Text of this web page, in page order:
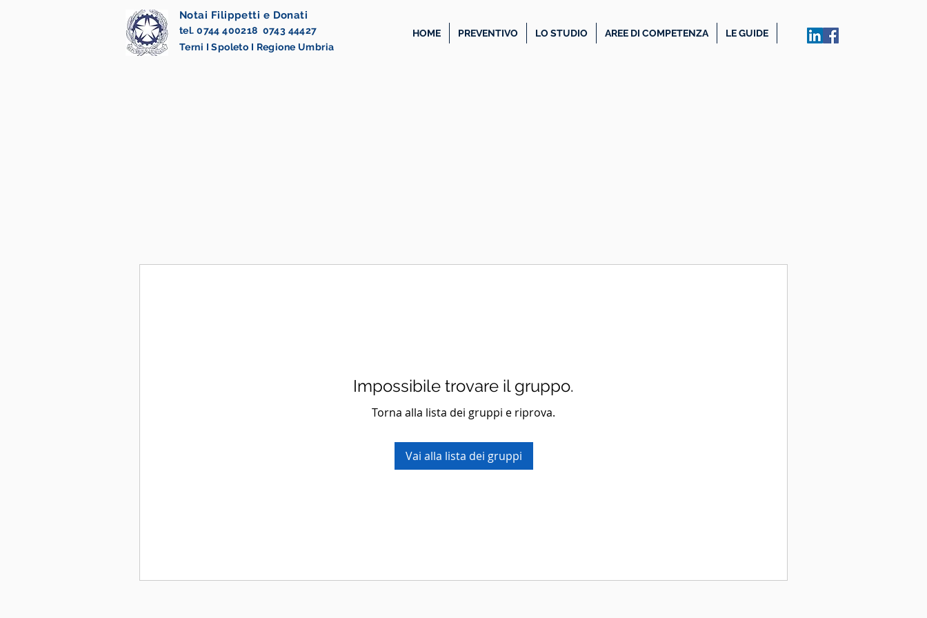
Notai Filippetti e Donati
HOME PREVENTIVO LO STUDIO AREE DI COMPETENZA LE GUIDE
tel. 0744 400218 0743 44427
Terni I Spoleto I Regione Umbria
Impossibile trovare il gruppo.
Torna alla lista dei gruppi e riprova.
Vai alla lista dei gruppi